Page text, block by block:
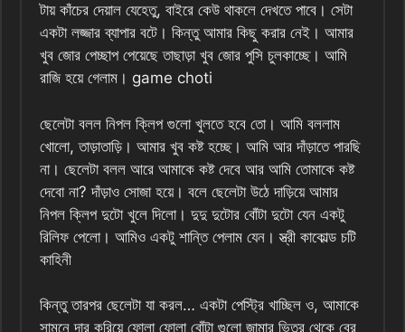
টায় কাঁচের দেয়াল যেহেতু, বাইরে কেউ থাকলে দেখতে পাবে। সেটা
একটা লজ্জার ব্যাপার বটে। কিন্তু আমার কিছু করার নেই। আমার
খুব জোর পেচ্ছাপ পেয়েছে তাছাড়া খুব জোর পুসি চুলকাচ্ছে। আমি
রাজি হয়ে গেলাম। game choti
ছেলেটা বলল নিপল ক্লিপ গুলো খুলতে হবে তো। আমি বললাম
খোলো, তাড়াতাড়ি। আমার খুব কষ্ট হচ্ছে। আমি আর দাঁড়াতে পারছি
না। ছেলেটা বলল আরে আমাকে কষ্ট দেবে আর আমি তোমাকে কষ্ট
দেবো না? দাঁড়াও সোজা হয়ে। বলে ছেলেটা উঠে দাড়িয়ে আমার
নিপল ক্লিপ দুটো খুলে দিলো। দুদু দুটোর বোঁটা দুটো যেন একটু
রিলিফ পেলো। আমিও একটু শান্তি পেলাম যেন। স্ত্রী কাকোল্ড চটি
কাহিনী
কিন্তু তারপর ছেলেটা যা করল… একটা পেস্ট্রি খাচ্ছিল ও, আমাকে
সামনে দার করিয়ে ফোলা ফোলা বোঁটা গুলো জামার ভিতর থেকে বের